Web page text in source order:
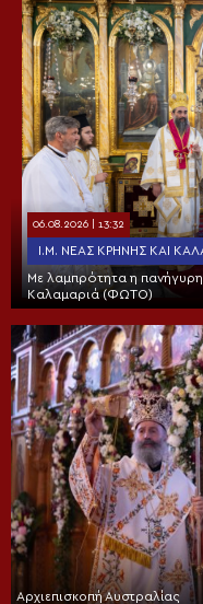
06.08.2026 | 13:32
Ι.Μ. ΝΈΑΣ ΚΡΉΝΗΣ ΚΑΙ
Με λαμπρότητα η
Καλαμαριά (ΦΩΤΟ)
Αρχιεπισκοπή Αυστραλίας